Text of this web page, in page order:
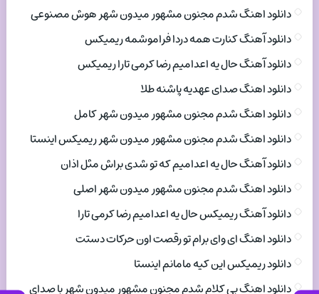
دانلود اهنگ شدم مجنون مشهور میدون شهر هوش مصنوعی
دانلود آهنگ کنارت همه دردا فراموشمه ریمیکس
دانلود آهنگ حال یه اعدامیم رضا کرمی تارا ریمیکس
دانلود اهنگ صدای عهدیه پاشنه طلا
دانلود اهنگ شدم مجنون مشهور میدون شهر کامل
دانلود اهنگ شدم مجنون مشهور میدون شهر ریمیکس اینستا
دانلود آهنگ حال یه اعدامیم که تو شدی براش مثل اذان
دانلود اهنگ شدم مجنون مشهور میدون شهر اصلی
دانلود آهنگ ریمیکس حال یه اعدامیم رضا کرمی تارا
دانلود اهنگ ای وای برام تو رقصت اون حرکات دستت
دانلود ریمیکس این کیه مامانم اینستا
دانلود اهنگ بی کلام شدم مجنون مشهور میدون شهر با صدای